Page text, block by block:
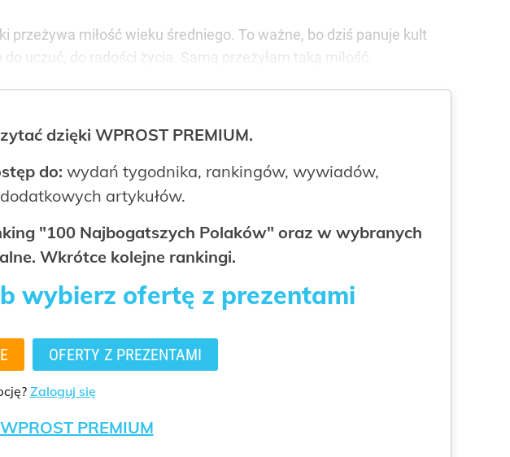
miłość wieku średniego. To ważne, bo dziś panuje kult
uczuć, do radości życia. Sama przeżyłam taką miłość.
dzięki WPROST PREMIUM.
do: wydań tygodnika, rankingów, wywiadów,
artykułów.
"100 Najbogatszych Polaków" oraz w wybranych
Wkrótce kolejne rankingi.
wybierz ofertę z prezentami
OFERTY Z PREZENTAMI
Zaloguj się
WPROST PREMIUM